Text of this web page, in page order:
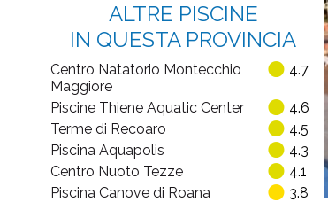
ALTRE PISCINE
IN QUESTA PROVINCIA
Centro Natatorio Montecchio
Maggiore
4.7
Piscine Thiene Aquatic Center
4.6
Terme di Recoaro
4.5
Piscina Aquapolis
4.3
Centro Nuoto Tezze
4.1
Piscina Canove di Roana
3.8